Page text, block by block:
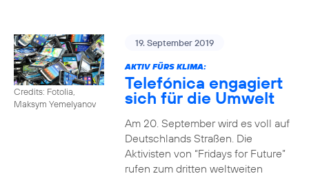
Credits: Fotolia,
Maksym Yemelyanov
19. September 2019
AKTIV FÜRS KLIMA:
Telefónica engagiert
sich für die Umwelt
Am 20. September wird es voll auf
Deutschlands Straßen. Die
Aktivisten von “Fridays for Future”
rufen zum dritten weltweiten